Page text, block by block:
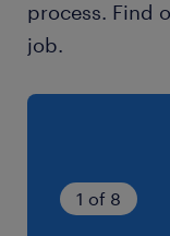
土日祝休み（
就業時間
残業
月10～15h
process. Find
job.
1 of 8